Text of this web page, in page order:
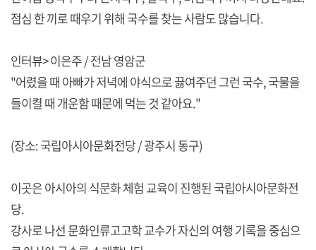
점심 한 끼로 때우기 위해 국수를 찾는 사람도 많습니다.
인터뷰> 이은주 / 전남 영암군
"어렸을 때 아빠가 저녁에 야식으로 끓여주던 그런 국수, 국물을
들이켤 때 개운함 때문에 먹는 것 같아요."
(장소: 국립아시아문화전당 / 광주시 동구)
이곳은 아시아의 식문화 체험 교육이 진행된 국립아시아문화전
당.
강사로 나선 문화인류고고학 교수가 자신의 여행 기록을 중심으